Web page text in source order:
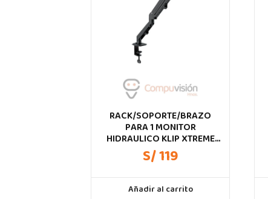
RACK/SOPORTE/BRAZO
PARA 1 MONITOR
HIDRAULICO KLIP XTREME
KMM-400 17″ 27″ RACK
S/ 119
Añadir al carrito